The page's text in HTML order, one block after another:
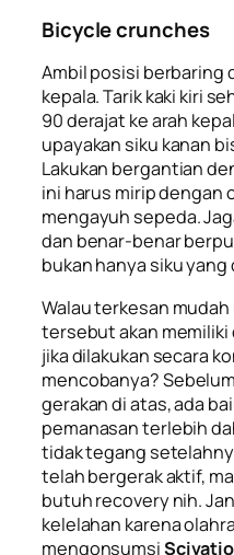
Bicycle crunches
Ambil posisi berbaring
kepala. Tarik kaki kiri
90 derajat ke arah
upayakan siku kanan
Lakukan bergantian
ini harus mirip dengan
mengayuh sepeda.
dan benar-benar
bukan hanya siku yang
Walau terkesan
tersebut akan memiliki
jika dilakukan secara
mencobanya?
gerakan di atas, ada
pemanasan terlebih
tidak tegang
telah bergerak aktif,
butuh recovery nih.
kelelahan karena
mengonsumsi